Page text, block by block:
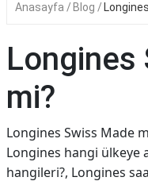
Anasayfa Blog
Longines
mi?
Longines Swiss Made
Longines hangi ülkeye
hangileri?, Longines